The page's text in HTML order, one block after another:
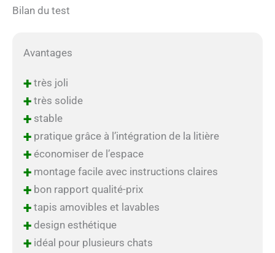
Bilan du test
Avantages
+très joli
+très solide
+stable
+pratique grâce à l’intégration de la litière
+économiser de l’espace
+montage facile avec instructions claires
+bon rapport qualité-prix
+tapis amovibles et lavables
+design esthétique
+idéal pour plusieurs chats